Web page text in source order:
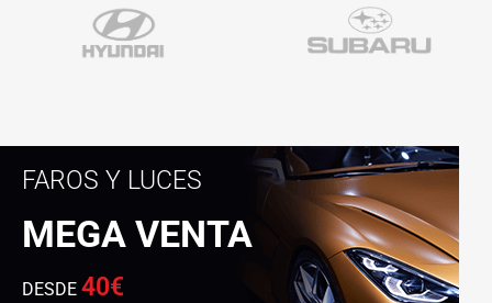
FAROS Y LUCES
MEGA VENTA
DESDE 40€